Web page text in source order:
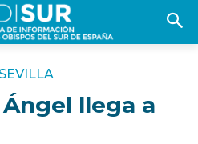
llega a